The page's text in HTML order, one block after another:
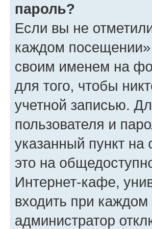
пароль?
Если вы не
каждом посещении»
своим именем на
для того, чтобы
учетной записью.
пользователя и
указанный пункт
это на
Интернет-кафе,
входить при каждом
администратор